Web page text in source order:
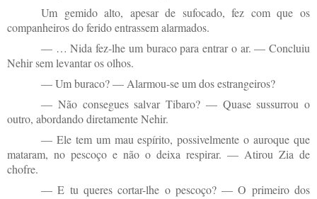
Um gemido alto, apesar de sufocado, fez com que os
companheiros do ferido entrassem alarmados.
— … Nida fez-lhe um buraco para entrar o ar. — Concluiu
Nehir sem levantar os olhos.
— Um buraco? — Alarmou-se um dos estrangeiros?
— Não consegues salvar Tibaro? — Quase sussurrou o
outro, abordando diretamente Nehir.
— Ele tem um mau espírito, possivelmente o auroque que
mataram, no pescoço e não o deixa respirar. — Atirou Zia de
chofre.
— E tu queres cortar-lhe o pescoço? — O primeiro dos